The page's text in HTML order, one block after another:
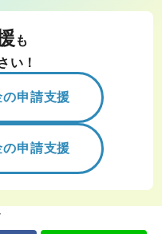
も
い！
申請支援
の申請支援